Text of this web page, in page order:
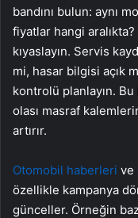
bandını bulun: aynı
fiyatlar hangi
kıyaslayın. Servis
mi, hasar bilgisi açık
kontrolü planlayın.
olası masraf
artırır.
Otomobil haberleri ve
özellikle kampanya
günceller. Örneğin